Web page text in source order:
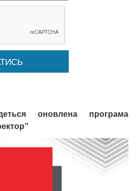
оновлена програма